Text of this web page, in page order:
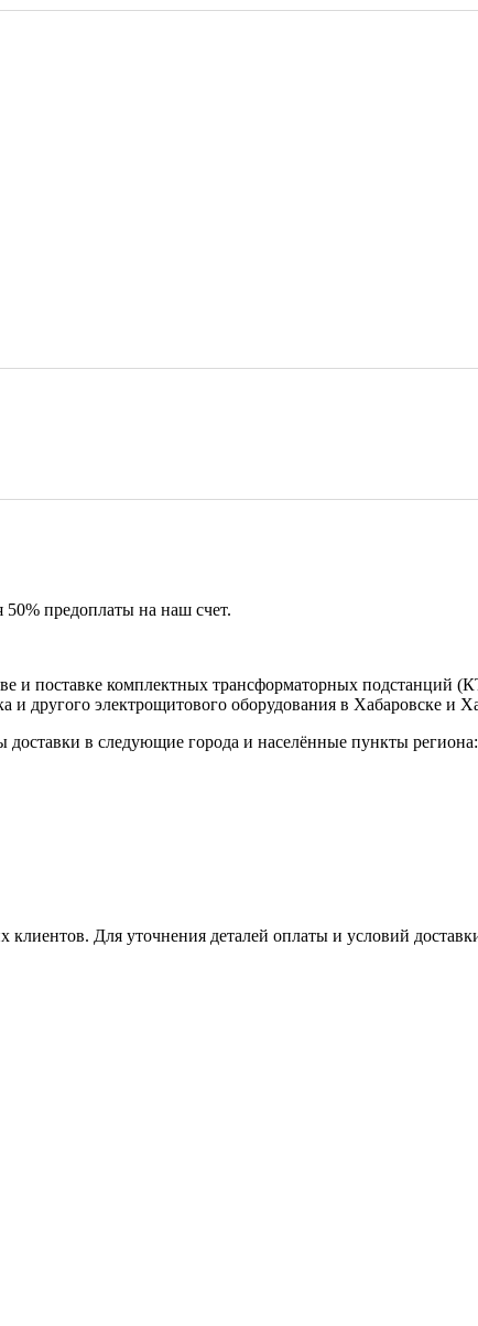
предоплаты на наш счет.
и поставке комплектных трансформаторных подстанций
другого электрощитового оборудования в Хабаровске и
в следующие города и населённые пункты региона:
клиентов. Для уточнения деталей оплаты и условий